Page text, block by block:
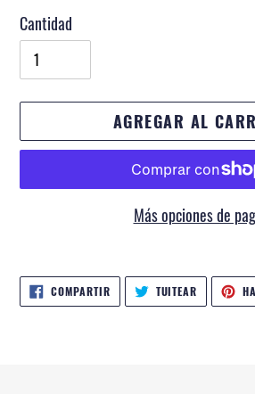
Cantidad
AGREGAR AL
Más opciones de
el
producto
COMPARTIRCOMPARTIR
EN
FACEBOOK
TUITEAR TUITEAR
TWITTER